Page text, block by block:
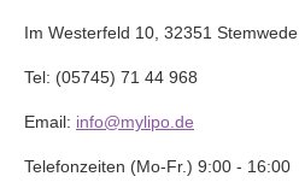
Im Westerfeld 10, 32351 Stemwede
Tel: (05745) 71 44 968
Email: info@mylipo.de
Telefonzeiten (Mo-Fr.) 9:00 - 16:00